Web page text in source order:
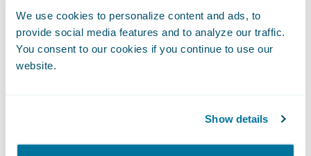
We use cookies to personalize content and ads, to
provide social media features and to analyze our traffic.
You consent to our cookies if you continue to use our
website.
Show details
Kapitał obrotowy i przepływy
pieniężne
Analizuj należności, zobowiązania i